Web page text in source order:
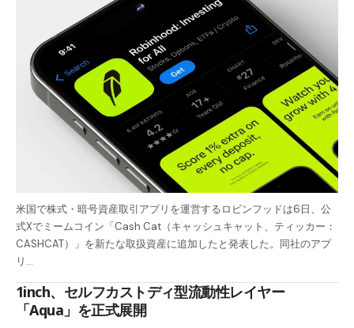
米国で株式・暗号資産取引アプリを運営するロビンフッドは6日、公
式Xでミームコイン「Cash Cat（キャッシュキャット、ティッカー：
CASHCAT）」を新たな取扱資産に追加したと発表した。同社のアプ
リ…
1inch、セルフカストディ型流動性レイヤー
「Aqua」を正式展開